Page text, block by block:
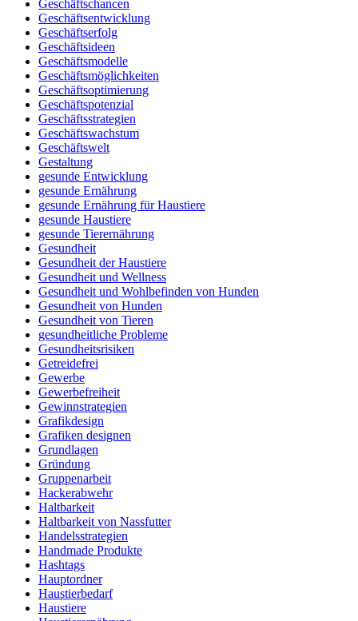
Geschäftschancen
Geschäftsentwicklung
Geschäftserfolg
Geschäftsideen
Geschäftsmodelle
Geschäftsmöglichkeiten
Geschäftsoptimierung
Geschäftspotenzial
Geschäftsstrategien
Geschäftswachstum
Geschäftswelt
Gestaltung
gesunde Entwicklung
gesunde Ernährung
gesunde Ernährung für Haustiere
gesunde Haustiere
gesunde Tierernährung
Gesundheit
Gesundheit der Haustiere
Gesundheit und Wellness
Gesundheit und Wohlbefinden von Hunden
Gesundheit von Hunden
Gesundheit von Tieren
gesundheitliche Probleme
Gesundheitsrisiken
Getreidefrei
Gewerbe
Gewerbefreiheit
Gewinnstrategien
Grafikdesign
Grafiken designen
Grundlagen
Gründung
Gruppenarbeit
Hackerabwehr
Haltbarkeit
Haltbarkeit von Nassfutter
Handelsstrategien
Handmade Produkte
Hashtags
Hauptordner
Haustierbedarf
Haustiere